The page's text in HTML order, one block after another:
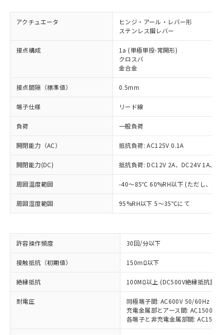
アクチュエータ
ヒンジ・アール・レバー形
ステンレス鋼レバー
接点構成
1a (単極単投-常開形)
クロスバ
金合金
接点間隔（標準値） 0.5mm
端子仕様 リード線
負荷 一般負荷
開閉能力（AC） 抵抗負荷: AC125V 0.1A
開閉能力(DC) 抵抗負荷: DC12V 2A、DC24V 1A、
周囲温度範囲 -40～85℃ 60%RH以下 (ただし、氷
周囲湿度範囲 95%RH以下 5～35℃にて
許容操作頻度 30回/分以下
接触抵抗（初期値） 150mΩ以下
絶縁抵抗 100MΩ以上 (DC500V絶縁抵抗計
耐電圧
同極端子間: AC600V 50/60Hz
充電金属部とアース間: AC1500V
各端子と非充電金属部間:
以下の条件をお読みいただき、同意のうえ
※1 対応状況
対応済み：EU RoHS指令（10物質）の
非含有に対応した製品が提供可能な商品で
す。
対応予定：EU RoHS指令（10物質）の非含
有に対応した製品に切り替える予定のある
対応予定なし：EU RoHS指令（10物質）の